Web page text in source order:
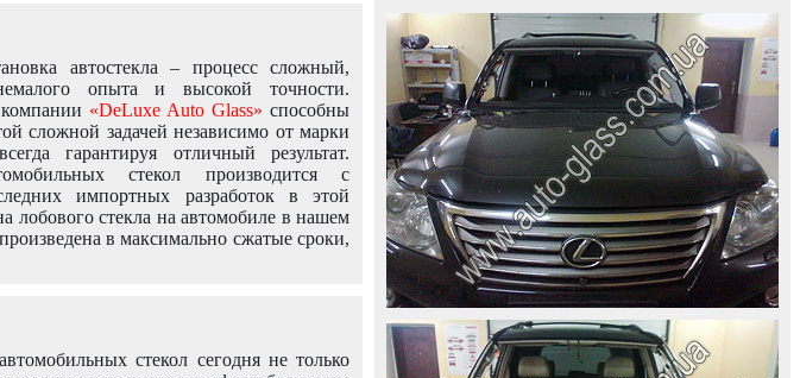
автостекла – процесс сложный,
опыта и высокой точности.
«DeLuxe Auto Glass» способны
сложной задачей независимо от марки
гарантируя отличный результат.
стекол производится с
импортных разработок в этой
лобового стекла на автомобиле в нашем
в максимально сжатые сроки,
стекол сегодня не только